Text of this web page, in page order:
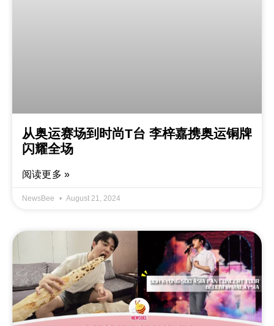
从奥运赛场到时尚T台 李梓嘉携奥运铜牌
闪耀全场
阅读更多 »
NewsBee August 21, 2024